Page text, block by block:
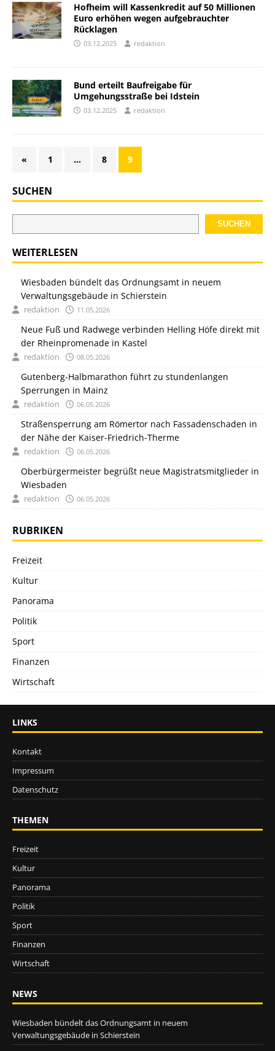
Hofheim will Kassenkredit auf 50 Millionen
Euro erhöhen wegen aufgebrauchter
Rücklagen
03.12.2025 redaktion
Bund erteilt Baufreigabe für
Umgehungsstraße bei Idstein
03.12.2025 redaktion
« 1 … 8 9
SUCHEN
SUCHEN
WEITERLESEN
Wiesbaden bündelt das Ordnungsamt in neuem
Verwaltungsgebäude in Schierstein
redaktion 11.05.2026
Neue Fuß und Radwege verbinden Helling Höfe direkt mit
der Rheinpromenade in Kastel
redaktion 08.05.2026
Gutenberg-Halbmarathon führt zu stundenlangen
Sperrungen in Mainz
redaktion 06.05.2026
Straßensperrung am Römertor nach Fassadenschaden in
der Nähe der Kaiser-Friedrich-Therme
redaktion 06.05.2026
Oberbürgermeister begrüßt neue Magistratsmitglieder in
Wiesbaden
redaktion 06.05.2026
RUBRIKEN
Freizeit
Kultur
Panorama
Politik
Sport
Finanzen
Wirtschaft
LINKS
Kontakt
Impressum
Datenschutz
THEMEN
Freizeit
Kultur
Panorama
Politik
Sport
Finanzen
Wirtschaft
NEWS
Wiesbaden bündelt das Ordnungsamt in neuem
Verwaltungsgebäude in Schierstein